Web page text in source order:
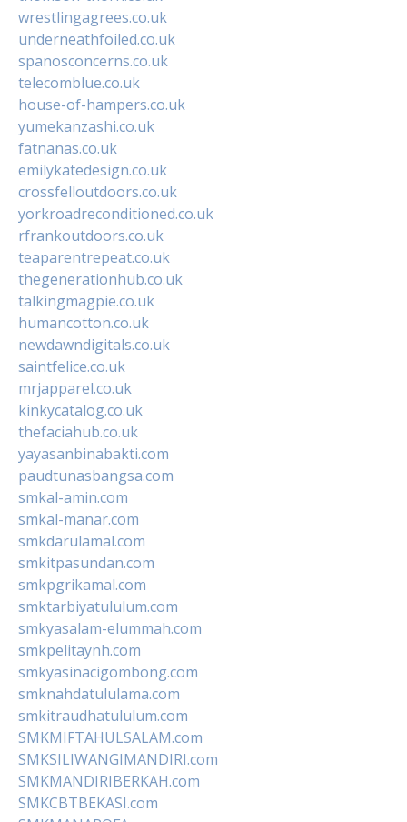
wrestlingagrees.co.uk
underneathfoiled.co.uk
spanosconcerns.co.uk
telecomblue.co.uk
house-of-hampers.co.uk
yumekanzashi.co.uk
fatnanas.co.uk
emilykatedesign.co.uk
crossfelloutdoors.co.uk
yorkroadreconditioned.co.uk
rfrankoutdoors.co.uk
teaparentrepeat.co.uk
thegenerationhub.co.uk
talkingmagpie.co.uk
humancotton.co.uk
newdawndigitals.co.uk
saintfelice.co.uk
mrjapparel.co.uk
kinkycatalog.co.uk
thefaciahub.co.uk
yayasanbinabakti.com
paudtunasbangsa.com
smkal-amin.com
smkal-manar.com
smkdarulamal.com
smkitpasundan.com
smkpgrikamal.com
smktarbiyatululum.com
smkyasalam-elummah.com
smkpelitaynh.com
smkyasinacigombong.com
smknahdatululama.com
smkitraudhatululum.com
SMKMIFTAHULSALAM.com
SMKSILIWANGIMANDIRI.com
SMKMANDIRIBERKAH.com
SMKCBTBEKASI.com